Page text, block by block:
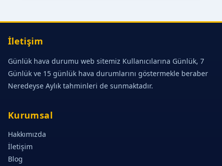
İletişim
Günlük hava durumu web sitemiz Kullanıcılarına Günlük, 7
Günlük ve 15 günlük hava durumlarını göstermekle beraber
Neredeyse Aylık tahminleri de sunmaktadır.
Kurumsal
Hakkımızda
İletişim
Blog